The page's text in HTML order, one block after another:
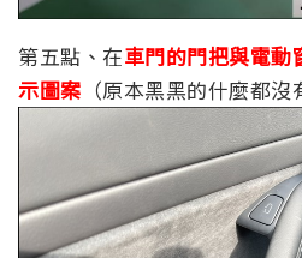
第五點、在車門的門把與電動
示圖案 （原本黑黑的什麼都沒